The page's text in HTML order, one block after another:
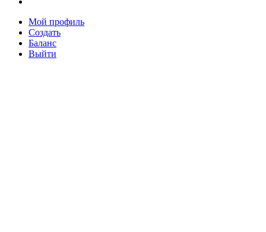
Мой профиль
Создать
Баланс
Выйти